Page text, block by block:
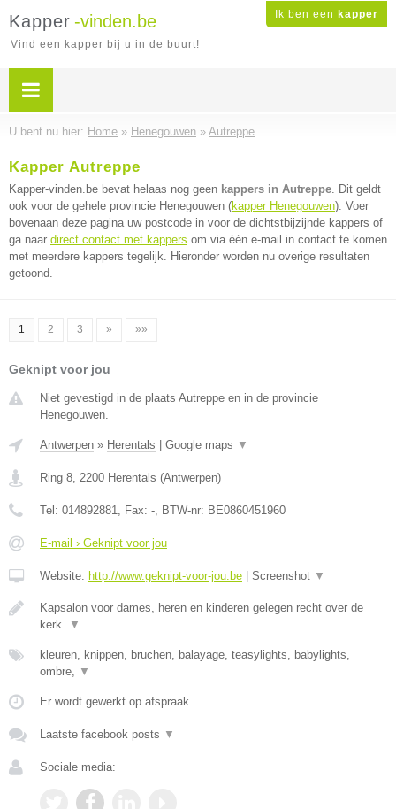
Ik ben een kapper
Kapper -vinden.be
Vind een kapper bij u in de buurt!
U bent nu hier: Home » Henegouwen » Autreppe
Kapper Autreppe
Kapper-vinden.be bevat helaas nog geen kappers in Autreppe. Dit geldt
ook voor de gehele provincie Henegouwen (kapper Henegouwen). Voer
bovenaan deze pagina uw postcode in voor de dichtstbijzijnde kappers of
ga naar direct contact met kappers om via één e-mail in contact te komen
met meerdere kappers tegelijk. Hieronder worden nu overige resultaten
getoond.
1 2 3 » »»
Geknipt voor jou
Niet gevestigd in de plaats Autreppe en in de provincie
Henegouwen.
Antwerpen » Herentals Google maps ▼
Ring 8, 2200 Herentals (Antwerpen)
Tel: 014892881, Fax: -, BTW-nr: BE0860451960
E-mail › Geknipt voor jou
Website: http://www.geknipt-voor-jou.be Screenshot ▼
Kapsalon voor dames, heren en kinderen gelegen recht over de
kerk. ▼
kleuren, knippen, bruchen, balayage, teasylights, babylights,
ombre, ▼
Er wordt gewerkt op afspraak.
Laatste facebook posts ▼
Sociale media: